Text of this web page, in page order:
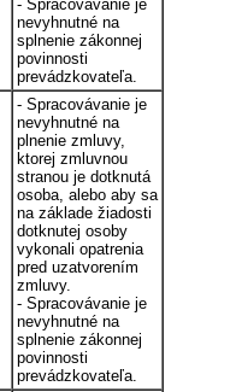
- Spracovávanie je
nevyhnutné na
splnenie zákonnej
povinnosti
prevádzkovateľa.
- Spracovávanie je
nevyhnutné na
plnenie zmluvy,
ktorej zmluvnou
stranou je dotknutá
osoba, alebo aby sa
na základe žiadosti
dotknutej osoby
vykonali opatrenia
pred uzatvorením
zmluvy.
- Spracovávanie je
nevyhnutné na
splnenie zákonnej
povinnosti
prevádzkovateľa.